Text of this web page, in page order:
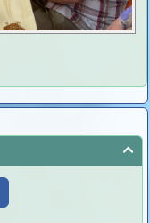
